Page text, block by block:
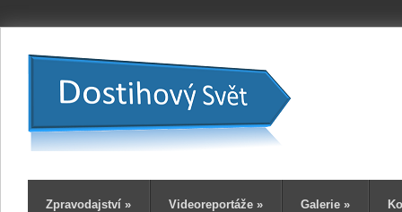
Zpravodajství » Videoreportáže » Galerie »